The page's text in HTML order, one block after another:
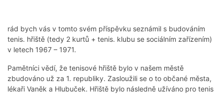
rád bych vás v tomto svém příspěvku seznámil s budováním
tenis. hřiště (tedy 2 kurtů + tenis. klubu se sociálním zařízením)
v letech 1967 – 1971.
Pamětníci vědí, že tenisové hřiště bylo v našem městě
zbudováno už za 1. republiky. Zasloužili se o to občané města,
lékaři Vaněk a Hlubuček. Hřiště bylo následně užíváno pro tenis